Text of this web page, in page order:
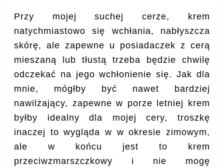
Przy mojej suchej cerze, krem
natychmiastowo się wchłania, nabłyszcza
skórę, ale zapewne u posiadaczek z cerą
mieszaną lub tłustą trzeba będzie chwilę
odczekać na jego wchłonienie się. Jak dla
mnie, mógłby być nawet bardziej
nawilżający, zapewne w porze letniej krem
byłby idealny dla mojej cery, troszkę
inaczej to wygląda w w okresie zimowym,
ale w końcu jest to krem
przeciwzmarszczkowy i nie mogę